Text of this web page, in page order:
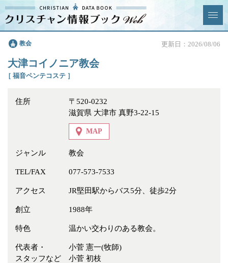
クリスチャン
情報ブックとは
News & Topics
よくあるご質問
教会 学校・幼稚園・神学校
特別集会奉仕者
冠婚葬祭 各種団体
教団教派
教会 更新日：2026/08/06
大津コイノニア教会
［ 福音ペンテコステ ］
住所
〒520-0232
滋賀県 大津市 真野3-22-15
MAP
ジャンル 教会
TEL/FAX 077-573-7533
アクセス JR堅田駅からバス5分、徒歩2分
創立 1988年
特色 温かい交わりのある教会。
代表者・
スタッフなど
小菅 憲一(牧師)
小菅 初枝